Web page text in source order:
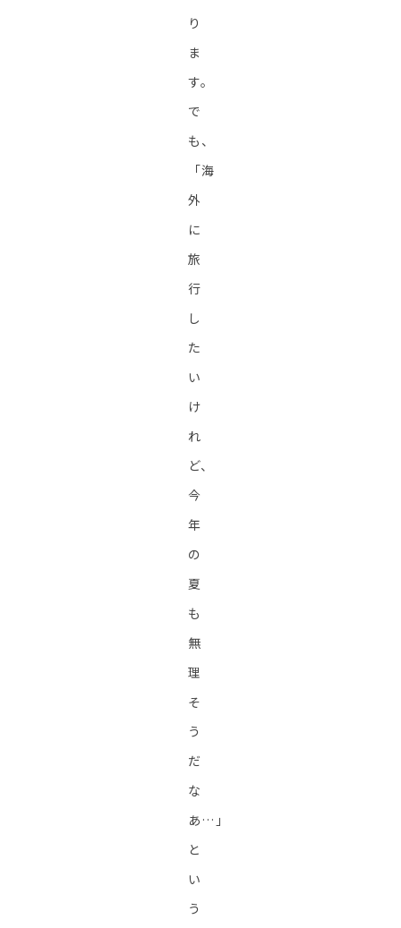
り
ま
す。
で
も、
「海
外
に
旅
行
し
た
い
け
れ
ど、
今
年
の
夏
も
無
理
そ
う
だ
な
あ…」
と
い
う